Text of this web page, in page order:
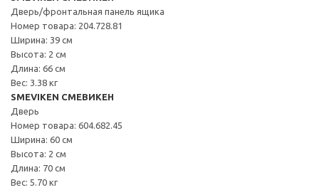
Дверь/фронтальная панель ящика
Номер товара: 204.728.81
Ширина: 39 см
Высота: 2 см
Длина: 66 см
Вес: 3.38 кг
SMEVIKEN СМЕВИКЕН
Дверь
Номер товара: 604.682.45
Ширина: 60 см
Высота: 2 см
Длина: 70 см
Вес: 5.70 кг